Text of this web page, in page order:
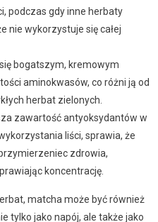
podczas gdy inne herbaty
nie wykorzystuje się całej
bogatszym, kremowym
aminokwasów, co różni ją od
herbat zielonych.
zawartość antyoksydantów w
liści, sprawia, że
zdrowia,
koncentrację.
matcha może być również
tylko jako napój, ale także jako